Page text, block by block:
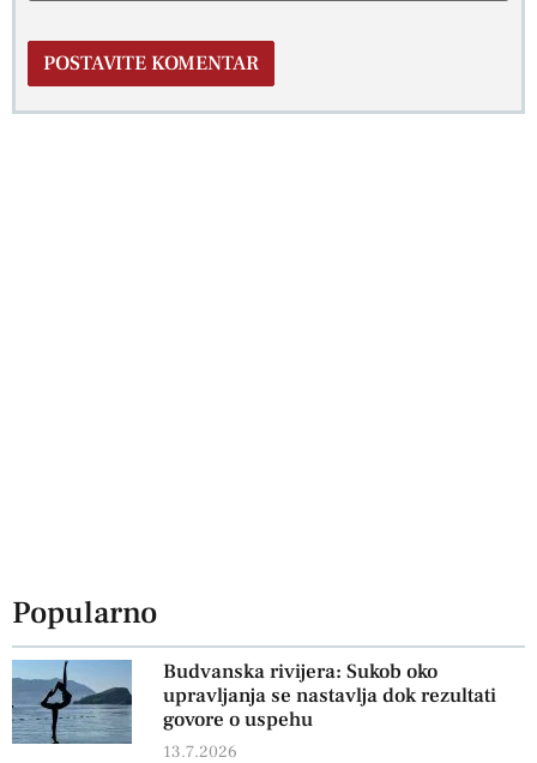
Popularno
Budvanska rivijera: Sukob oko
upravljanja se nastavlja dok rezultati
govore o uspehu
13.7.2026